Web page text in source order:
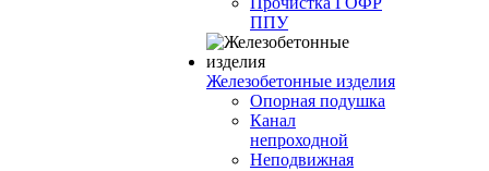
ППУ
Железобетонные изделия
Опорная подушка
Канал
непроходной
Неподвижная